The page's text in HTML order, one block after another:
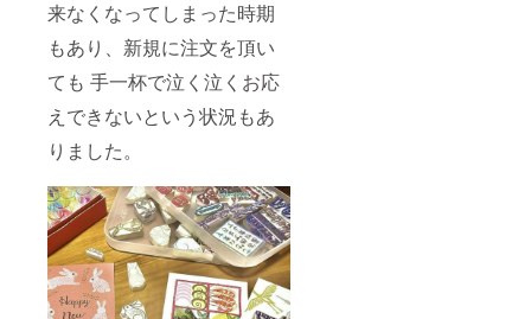
来なくなってしまった時期
もあり、新規に注文を頂い
ても 手一杯で泣く泣くお応
えできないという状況もあ
りました。